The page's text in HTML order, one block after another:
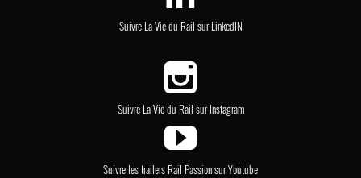
Suivre La Vie du Rail sur LinkedIN
Suivre La Vie du Rail sur Instagram
Suivre les trailers Rail Passion sur Youtube